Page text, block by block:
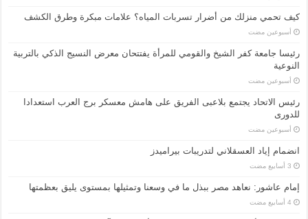
كيف تحمي منزلك من أضرار تسربات المياه؟ علامات مبكرة وطرق الكشف
‏أسبوعين مضت
رئيسا جامعة كفر الشيخ والقومي للمرأة يفتتحان معرض النسيج الذكي بالتربية
النوعية
‏أسبوعين مضت
رئيس الاتحاد يجتمع بلاعبى الفريق على هامش معسكر برج العرب استعدادا
للدورى
‏أسبوعين مضت
انضمام إياد العسقلاني لتدريبات بيراميدز
إمام عاشور: نعاهد مصر ببذل ما في وسعنا وتمثيلها بمستوى يليق بعظمتها